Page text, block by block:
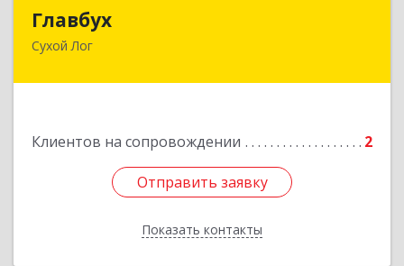
Главбух
Сухой Лог
Клиентов на сопровождении 2
Отправить заявку
Показать контакты
Отправить заявку
Назад